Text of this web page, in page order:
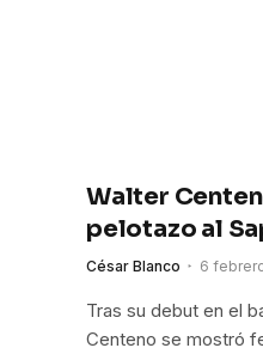
Walter
pelotazo al
César Blanco 6
Tras su debut en el
Centeno se mostró